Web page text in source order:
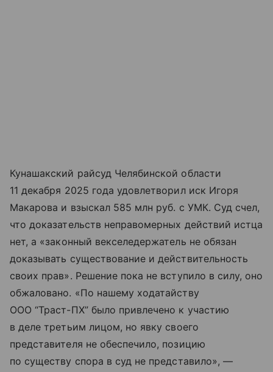
Кунашакский райсуд Челябинской области
11 декабря 2025 года удовлетворил иск Игоря
Макарова и взыскал 585 млн руб. с УМК. Суд счел,
что доказательств неправомерных действий истца
нет, а «законный векселедержатель не обязан
доказывать существование и действительность
своих прав». Решение пока не вступило в силу, оно
обжаловано. «По нашему ходатайству
ООО “Траст-ПХ” было привлечено к участию
в деле третьим лицом, но явку своего
представителя не обеспечило, позицию
по существу спора в суд не представило», —